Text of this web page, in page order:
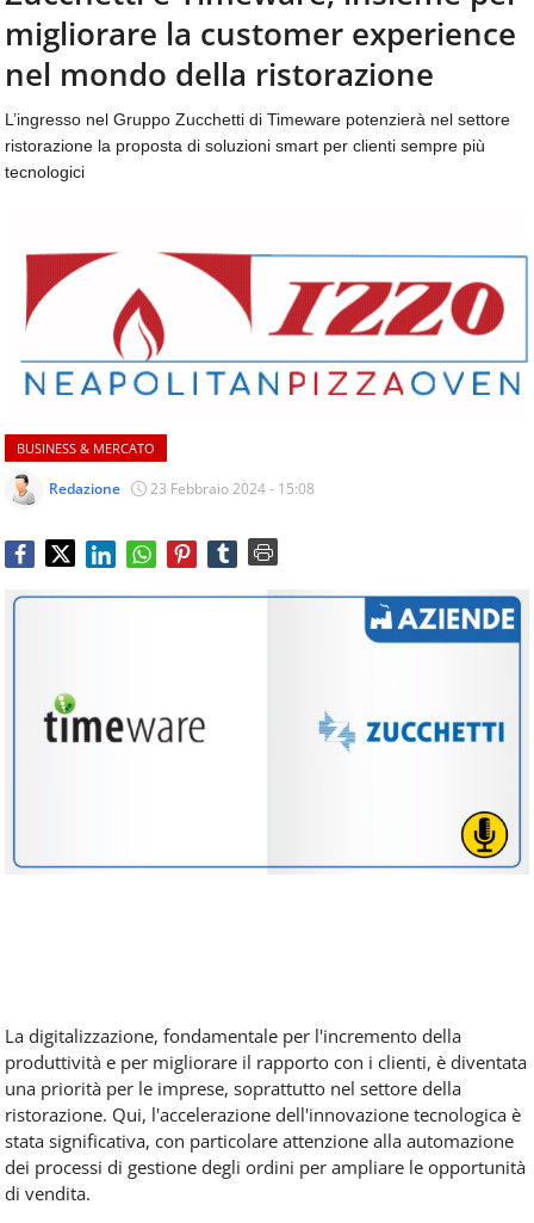
aggiornamenti
quotidiani
temi
come
ospitalità,
ristorazione,
food
catering
e
articoli
sul
mondo
dei
consumi
fuoricasa,
Food
Service
comparto
Horeca.
CONTATTI
migliorare la customer experience
nel mondo della ristorazione
L’ingresso nel Gruppo Zucchetti di Timeware potenzierà nel settore
ristorazione la proposta di soluzioni smart per clienti sempre più
tecnologici
BUSINESS & MERCATO
Redazione 23 Febbraio 2024 - 15:08
La digitalizzazione, fondamentale per l'incremento della
produttività e per migliorare il rapporto con i clienti, è diventata
una priorità per le imprese, soprattutto nel settore della
ristorazione. Qui, l'accelerazione dell'innovazione tecnologica è
stata significativa, con particolare attenzione alla automazione
dei processi di gestione degli ordini per ampliare le opportunità
di vendita.